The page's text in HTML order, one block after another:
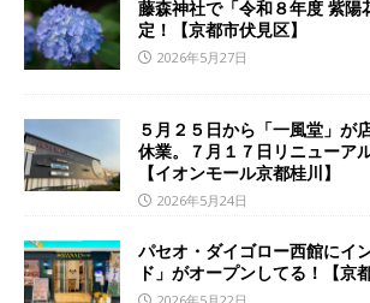
藤森神社で「令和８年度 紫陽
定！【京都市伏見区】
2026年5月27日
５月２５日から「一風堂」が
休業。７月１７日リニューア
【イオンモール京都桂川】
2026年5月24日
パセオ・ダイゴロー西館にイ
ド」がオープンしてる！【京